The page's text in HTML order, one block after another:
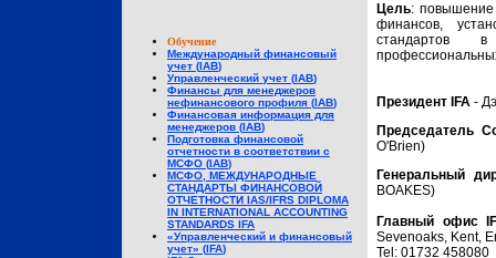
Обучение
Международный финансовый
учет (IAB)
Управленческий учет (IAB)
Финансы для менеджеров
нефинансового профиля (IAB)
Финансовая информация для
менеджеров (IAB)
Подготовка финансовой
отчетности в соответствии с
МСФО (IAB)
МСФО, МЕЖДУНАРОДНЫЕ
СТАНДАРТЫ ФИНАНСОВОЙ
ОТЧЕТНОСТИ IAS/IFRS DIPLOMA
IN INTERNATIONAL ACCOUNTING
STANDARDS IFA
«Управленческий и финансовый
учет» (IFA)
Цель: повышение
финансов,
стандартов
Президент IFA -
Председатель
O'Brien)
Генеральный
BOAKES)
Главный офис
Sevenoaks, Kent,
Tel: 01732 458080